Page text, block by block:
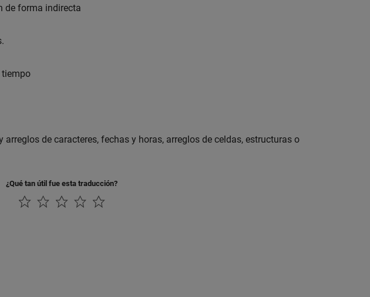
de forma indirecta
tiempo
de caracteres, fechas y horas, arreglos de celdas, estructuras o
¿Qué tan útil fue esta traducción?